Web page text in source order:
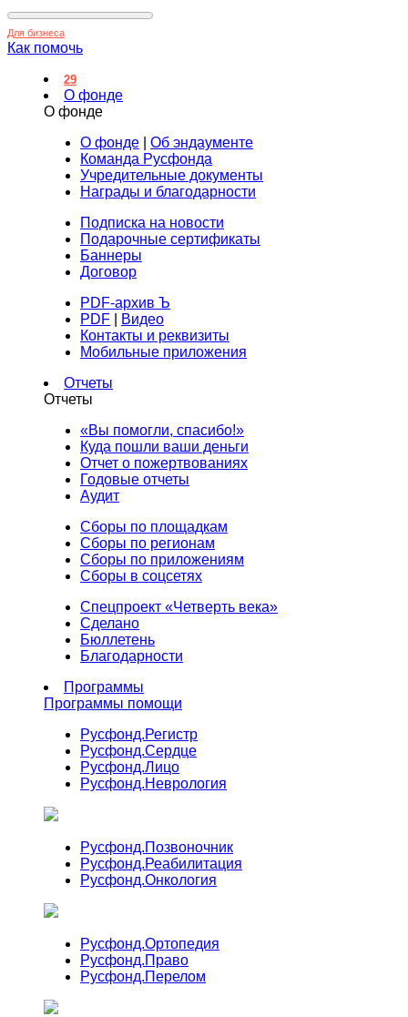
Для бизнеса
Как помочь
29
О фонде
О фонде
О фонде
Об эндаументе
Команда Русфонда
Учредительные документы
Награды и благодарности
Подписка на новости
Подарочные сертификаты
Баннеры
Договор
PDF-архив Ъ
PDF
Видео
Контакты и реквизиты
Мобильные приложения
Отчеты
Отчеты
«Вы помогли, спасибо!»
Куда пошли ваши деньги
Отчет о пожертвованиях
Годовые отчеты
Аудит
Сборы по площадкам
Сборы по регионам
Сборы по приложениям
Сборы в соцсетях
Спецпроект «Четверть века»
Сделано
Бюллетень
Благодарности
Программы
Программы помощи
Русфонд.Регистр
Русфонд.Сердце
Русфонд.Лицо
Русфонд.Неврология
Русфонд.Позвоночник
Русфонд.Реабилитация
Русфонд.Онкология
Русфонд.Ортопедия
Русфонд.Право
Русфонд.Перелом